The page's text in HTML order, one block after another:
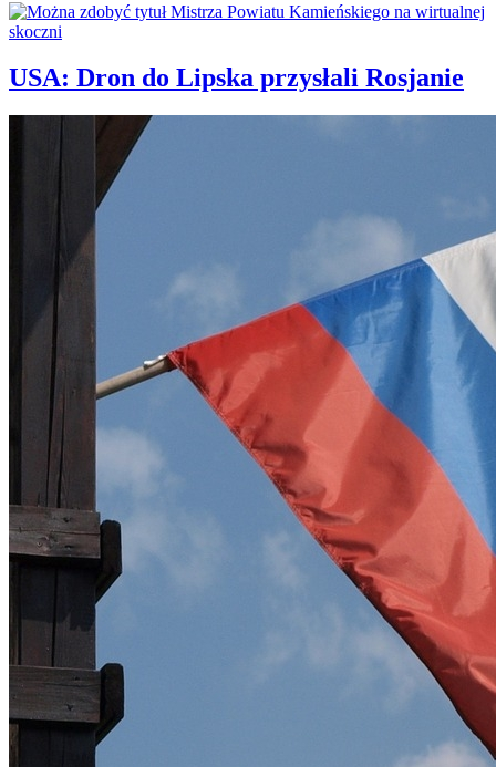
USA: Dron do Lipska przysłali Rosjanie